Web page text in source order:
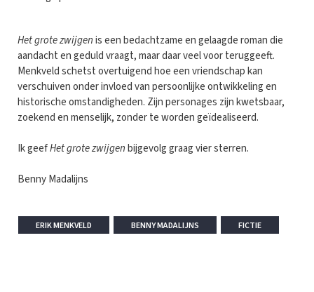
Het grote zwijgenis een bedachtzame en gelaagde roman die
aandacht en geduld vraagt, maar daar veel voor teruggeeft.
Menkveld schetst overtuigend hoe een vriendschap kan
verschuiven onder invloed van persoonlijke ontwikkeling en
historische omstandigheden. Zijn personages zijn kwetsbaar,
zoekend en menselijk, zonder te worden geïdealiseerd.
Ik geefHet grote zwijgenbijgevolg graag vier sterren.
Benny Madalijns
ERIK MENKVELD BENNY MADALIJNS FICTIE